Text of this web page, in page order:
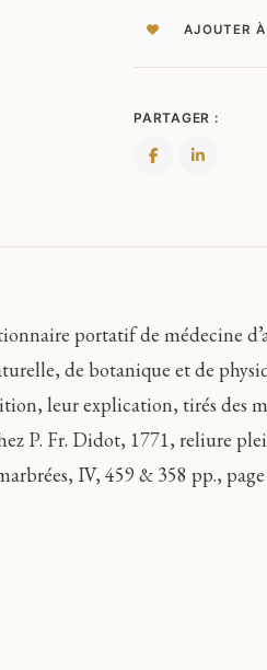
AJOUTER
PARTAGER :
portatif de médecine
de botanique et de
leur explication, tirés des
P. Fr. Didot, 1771, reliure
IV, 459 & 358 pp.,